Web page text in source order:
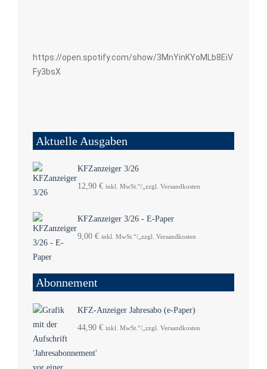
https://open.spotify.com/show/3MnYinKYoMLb8EiV
Fy3bsX
Aktuelle Ausgaben
KFZanzeiger 3/26
12,90 € inkl. MwSt.“/„zzgl. Versandkosten
KFZanzeiger 3/26 - E-Paper
9,00 € inkl. MwSt.“/„zzgl. Versandkosten
Abonnement
KFZ-Anzeiger Jahresabo (e-Paper)
44,90 € inkl. MwSt.“/„zzgl. Versandkosten